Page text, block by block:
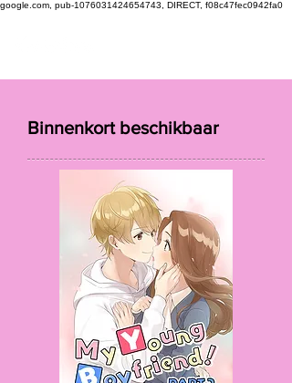
google.com, pub-1076031424654743, DIRECT, f08c47fec0942fa0
Binnenkort beschikbaar